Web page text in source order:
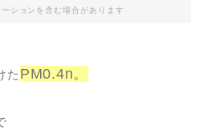
ションを含む場合があります
た PM0.4n。